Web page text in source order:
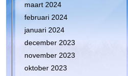
maart 2024
februari 2024
januari 2024
december 2023
november 2023
oktober 2023